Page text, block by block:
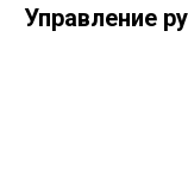
Управление